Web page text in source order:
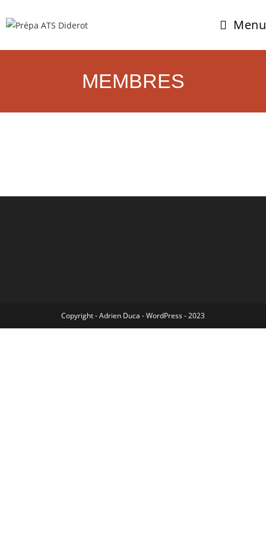
Menu
MEMBRES
Copyright - Adrien Duca - WordPress - 2023